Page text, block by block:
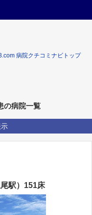
病院クチコミナビトップ
の病院一覧
示
駅）151床